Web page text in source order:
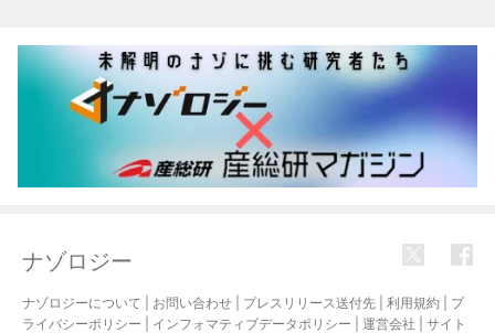
ナゾロジー
ナゾロジーについて お問い合わせ プレスリリース送付先 利用規約
プ
ライバシーポリシー
インフォマティブデータポリシー 運営会社 サイト